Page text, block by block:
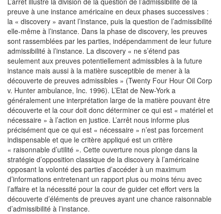
preuve à une instance américaine en deux phases successives :
la « discovery » avant l’instance, puis la question de l’admissibilité
elle-même à l’instance. Dans la phase de discovery, les preuves
sont rassemblées par les parties, indépendamment de leur future
admissibilité à l’instance. La discovery « ne s’étend pas
seulement aux preuves potentiellement admissibles à la future
instance mais aussi à la matière susceptible de mener à la
découverte de preuves admissibles » (Twenty Four Hour Oil Corp
v. Hunter ambulance, Inc. 1996). L’Etat de New-York a
généralement une interprétation large de la matière pouvant être
découverte et la cour doit donc déterminer ce qui est « matériel et
nécessaire » à l’action en justice. L’arrêt nous informe plus
précisément que ce qui est « nécessaire » n’est pas forcement
indispensable et que le critère appliqué est un critère
« raisonnable d’utilité ». Cette ouverture nous plonge dans la
stratégie d’opposition classique de la discovery à l’américaine
opposant la volonté des parties d’accéder à un maximum
d’informations entretenant un rapport plus ou moins ténu avec
l’affaire et la nécessité pour la cour de guider cet effort vers la
découverte d’éléments de preuves ayant une chance raisonnable
d’admissibilité à l’instance.